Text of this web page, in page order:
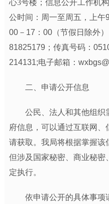
心3号楼 ；信息公开工作机
公时间：周一至周五，上午
00－17：00（节假日除外
81825179；传真号码：
214131;电子邮箱：
二、申请公开信息
公民、法人和其他组织
府信息，可以通过互联网
请获取。我局将根据掌握该
但涉及国家秘密、商业秘密
定执行。
依申请公开的具体事项